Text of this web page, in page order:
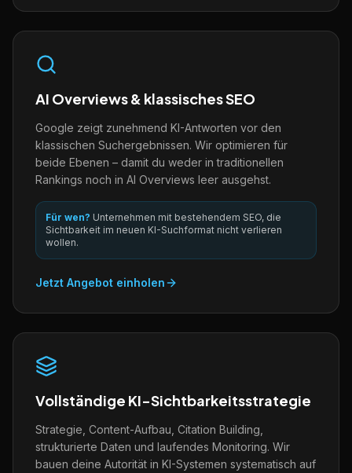
AI Overviews & klassisches SEO
Google zeigt zunehmend KI-Antworten vor den
klassischen Suchergebnissen. Wir optimieren für
beide Ebenen – damit du weder in traditionellen
Rankings noch in AI Overviews leer ausgehst.
Für wen? Unternehmen mit bestehendem SEO, die
Sichtbarkeit im neuen KI-Suchformat nicht verlieren
wollen.
Jetzt Angebot einholen
Vollständige KI-Sichtbarkeitsstrategie
Strategie, Content-Aufbau, Citation Building,
strukturierte Daten und laufendes Monitoring. Wir
bauen deine Autorität in KI-Systemen systematisch auf